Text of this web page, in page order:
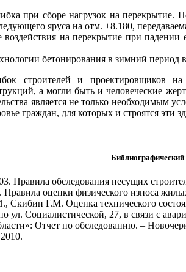
при сборе нагрузок на перекрытие.
яруса на отм. +8.180,
воздействия на перекрытие при
бетонирования в зимний период
строителей и проектировщиков
а могли быть и человеческие
является не только необходимым
граждан, для которых и строятся эти
Библиографический
Правила обследования несущих
оценки физического износа
Скибин Г.М. Оценка технического
ул. Социалистической, 27, в связи с
Отчет по обследованию. –